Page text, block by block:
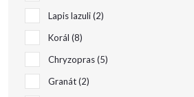
Lapis lazuli 2
Korál 8
Chryzopras 5
Granát 2